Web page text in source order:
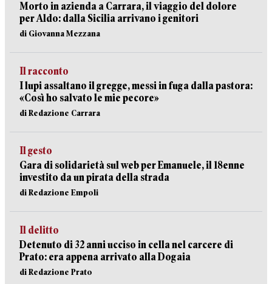
Morto in azienda a Carrara, il viaggio del dolore
per Aldo: dalla Sicilia arrivano i genitori
di Giovanna Mezzana
Il racconto
I lupi assaltano il gregge, messi in fuga dalla pastora:
«Così ho salvato le mie pecore»
di Redazione Carrara
Il gesto
Gara di solidarietà sul web per Emanuele, il 18enne
investito da un pirata della strada
di Redazione Empoli
Il delitto
Detenuto di 32 anni ucciso in cella nel carcere di
Prato: era appena arrivato alla Dogaia
di Redazione Prato